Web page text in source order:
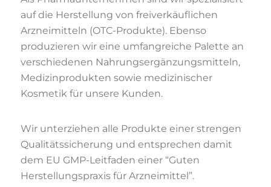
auf die Herstellung von freiverkäuflichen
Arzneimitteln (OTC-Produkte). Ebenso
produzieren wir eine umfangreiche Palette an
verschiedenen Nahrungsergänzungsmitteln,
Medizinprodukten sowie medizinischer
Kosmetik für unsere Kunden.
Wir unterziehen alle Produkte einer strengen
Qualitätssicherung und entsprechen damit
dem EU GMP-Leitfaden einer “Guten
Herstellungspraxis für Arzneimittel”.